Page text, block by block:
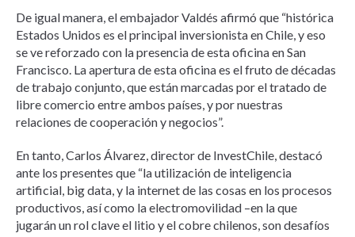
De igual manera, el embajador Valdés afirmó que “histórica
Estados Unidos es el principal inversionista en Chile, y eso
se ve reforzado con la presencia de esta oficina en San
Francisco. La apertura de esta oficina es el fruto de décadas
de trabajo conjunto, que están marcadas por el tratado de
libre comercio entre ambos países, y por nuestras
relaciones de cooperación y negocios”.
En tanto, Carlos Álvarez, director de InvestChile, destacó
ante los presentes que “la utilización de inteligencia
artificial, big data, y la internet de las cosas en los procesos
productivos, así como la electromovilidad –en la que
jugarán un rol clave el litio y el cobre chilenos, son desafíos